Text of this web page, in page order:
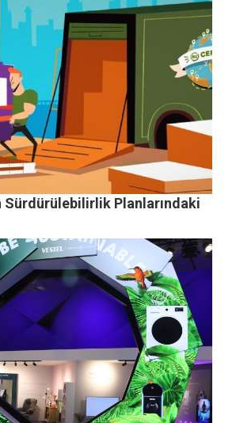
Sürdürülebilirlik Planlarındaki